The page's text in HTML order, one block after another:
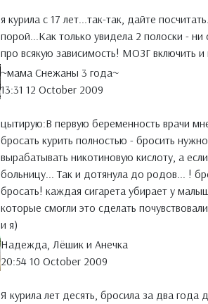
я курила с 17 лет...так-так, дайте
порой...Как только увидела 2 полоски -
про всякую зависимость! МОЗГ включить
~мама Снежаны 3 года~
13:31 12 October 2009
цытирую:В первую беременность врачи
бросать курить полностью - бросить
вырабатывать никотиновую кислоту, а
больницу... Так и дотянула до родов... !
бросать! каждая сигарета убирает у
которые смогли это сделать
и я)
Надежда, Лёшик и Анечка
20:54 10 October 2009
Я курила лет десять, бросила за два года